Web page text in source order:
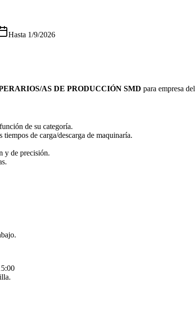
Hasta 1/9/2026
AS DE PRODUCCIÓN SMD para empresa del
de su categoría.
de carga/descarga de maquinaría.
y de precisión.